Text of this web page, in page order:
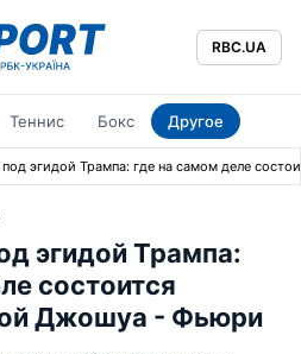
RBC.UA
Теннис Бокс Другое
эгидой Трампа: где на самом деле
эгидой Трампа:
состоится
Джошуа - Фьюри